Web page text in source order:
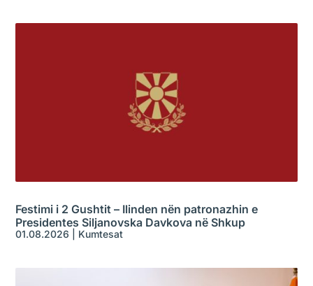
Festimi i 2 Gushtit – Ilinden nën patronazhin e
Presidentes Siljanovska Davkova në Shkup
01.08.2026 Kumtesat